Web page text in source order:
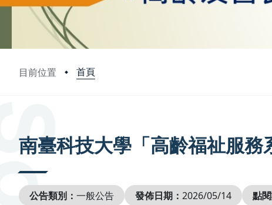
目前位置 首頁
南臺科技大學「高齡福祉服務
公告類別： 一般公告 發佈日期： 2026/05/14 點